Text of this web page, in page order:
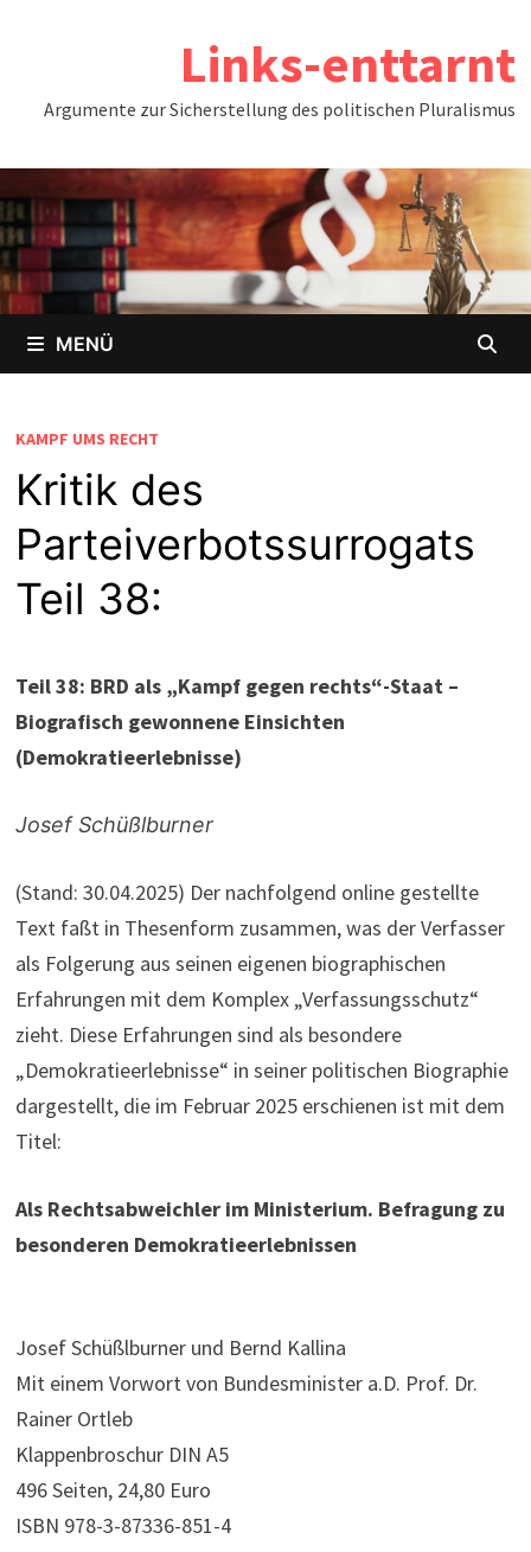
Links-enttarnt
Argumente zur Sicherstellung des politischen Pluralismus
MENÜ
KAMPF UMS RECHT
Kritik des
Parteiverbotssurrogats
Teil 38:
Teil 38: BRD als „Kampf gegen rechts“-Staat –
Biografisch gewonnene Einsichten
(Demokratieerlebnisse)
Josef Schüßlburner
(Stand: 30.04.2025) Der nachfolgend online gestellte
Text faßt in Thesenform zusammen, was der Verfasser
als Folgerung aus seinen eigenen biographischen
Erfahrungen mit dem Komplex „Verfassungsschutz“
zieht. Diese Erfahrungen sind als besondere
„Demokratieerlebnisse“ in seiner politischen Biographie
dargestellt, die im Februar 2025 erschienen ist mit dem
Titel:
Als Rechtsabweichler im Ministerium. Befragung zu
besonderen Demokratieerlebnissen
Josef Schüßlburner und Bernd Kallina
Mit einem Vorwort von Bundesminister a.D. Prof. Dr.
Rainer Ortleb
Klappenbroschur DIN A5
496 Seiten, 24,80 Euro
ISBN 978-3-87336-851-4